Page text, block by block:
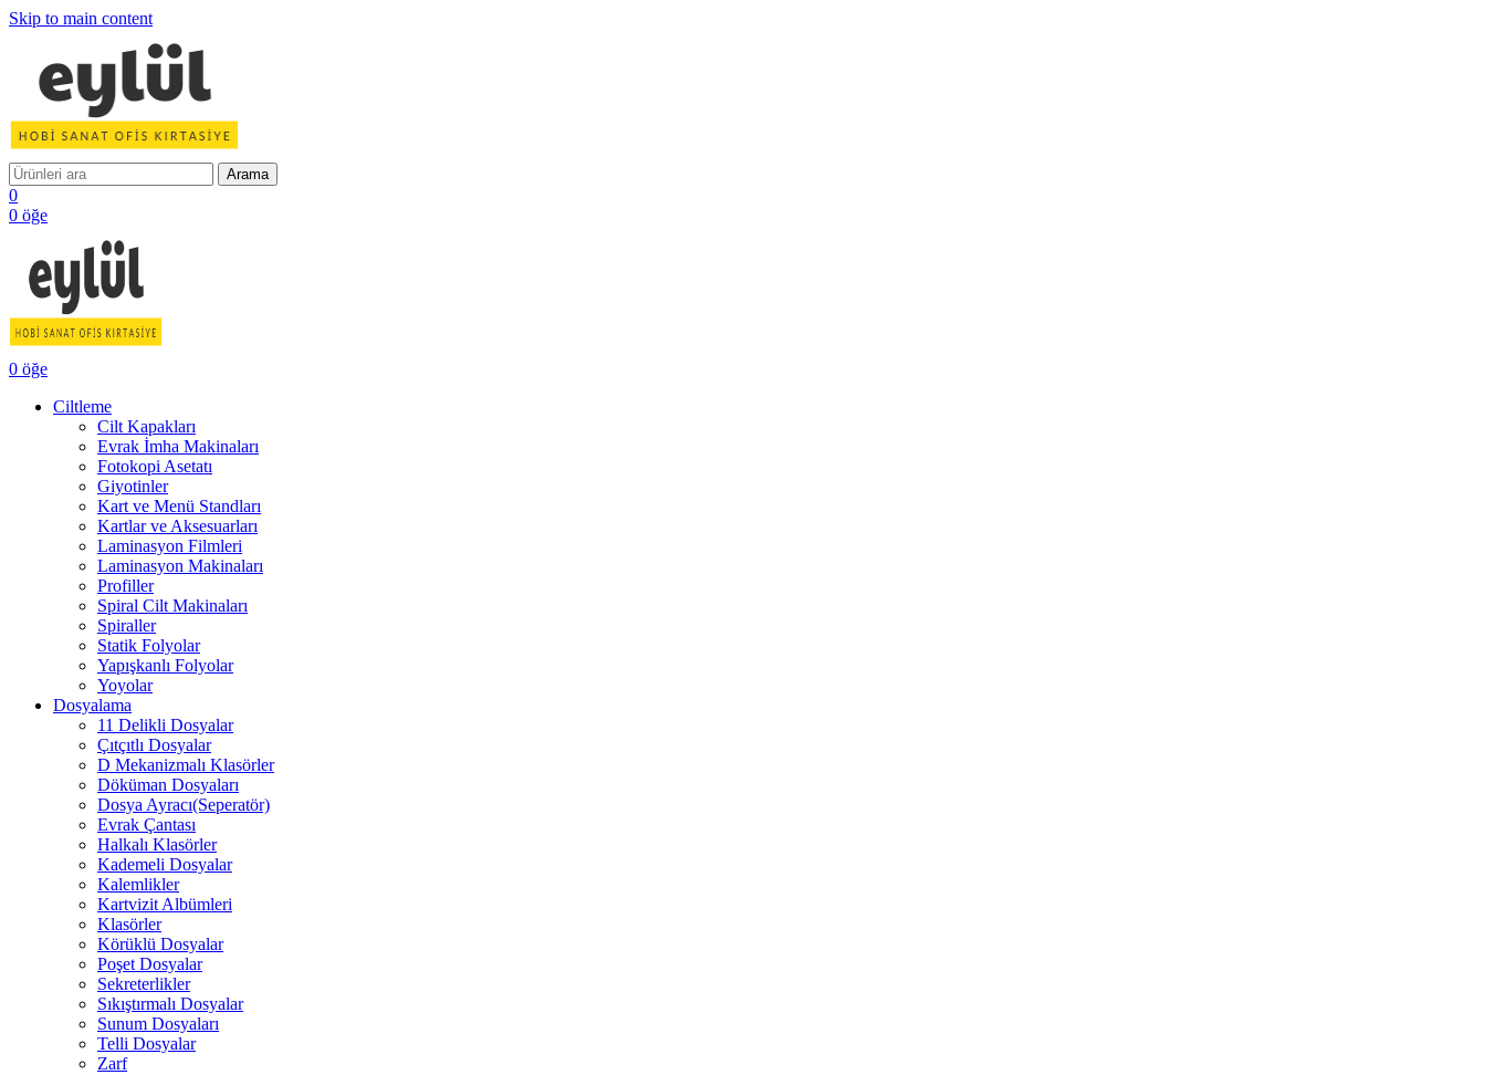
Skip to main content
Arama
0
0 öğe
0 öğe
Ciltleme
Cilt Kapakları
Evrak İmha Makinaları
Fotokopi Asetatı
Giyotinler
Kart ve Menü Standları
Kartlar ve Aksesuarları
Laminasyon Filmleri
Laminasyon Makinaları
Profiller
Spiral Cilt Makinaları
Spiraller
Statik Folyolar
Yapışkanlı Folyolar
Yoyolar
Dosyalama
11 Delikli Dosyalar
Çıtçıtlı Dosyalar
D Mekanizmalı Klasörler
Döküman Dosyaları
Dosya Ayracı(Seperatör)
Evrak Çantası
Halkalı Klasörler
Kademeli Dosyalar
Kalemlikler
Kartvizit Albümleri
Klasörler
Körüklü Dosyalar
Poşet Dosyalar
Sekreterlikler
Sıkıştırmalı Dosyalar
Sunum Dosyaları
Telli Dosyalar
Zarf